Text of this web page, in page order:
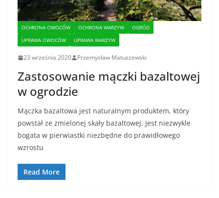
OCHRONA OWOCÓW OCHRONA WARZYW
OGRÓD
UPRAWA OWOCÓW
UPRAWA WARZYW
23 września 2020 Przemysław Matuszewski
Zastosowanie mączki bazaltowej
w ogrodzie
Mączka bazaltowa jest naturalnym produktem, który
powstał ze zmielonej skały bazaltowej. Jest niezwykle
bogata w pierwiastki niezbędne do prawidłowego
wzrostu
Read More